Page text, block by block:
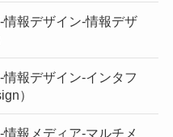
報デザイン-情報デザ
報デザイン-インタフ
）
報メディア-マルチメ